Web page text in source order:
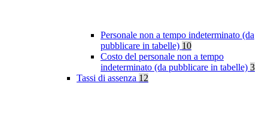
Personale non a tempo indeterminato (da
pubblicare in tabelle) 10
Costo del personale non a tempo
indeterminato (da pubblicare in tabelle) 3
Tassi di assenza 12